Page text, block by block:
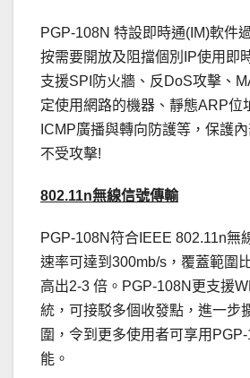
PGP-108N 特設即時通(IM)軟件
按需要開放及阻擋個別IP使用即
支援SPI防火牆、反DoS攻擊、
定使用網路的機器、靜態ARP位
ICMP廣播與轉向防護等，保護
不受攻擊!
802.11n無線信號傳輸
PGP-108N符合IEEE 802.11n無
速率可達到300mb/s，覆蓋範圍
高出2-3 倍。PGP-108N更支援
統，可接駁多個收發點，進一步
圍，令到更多使用者可享用
能。